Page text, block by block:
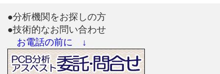
●分析機関をお探しの方
●技術的なお問い合わせ
お電話の前に ↓